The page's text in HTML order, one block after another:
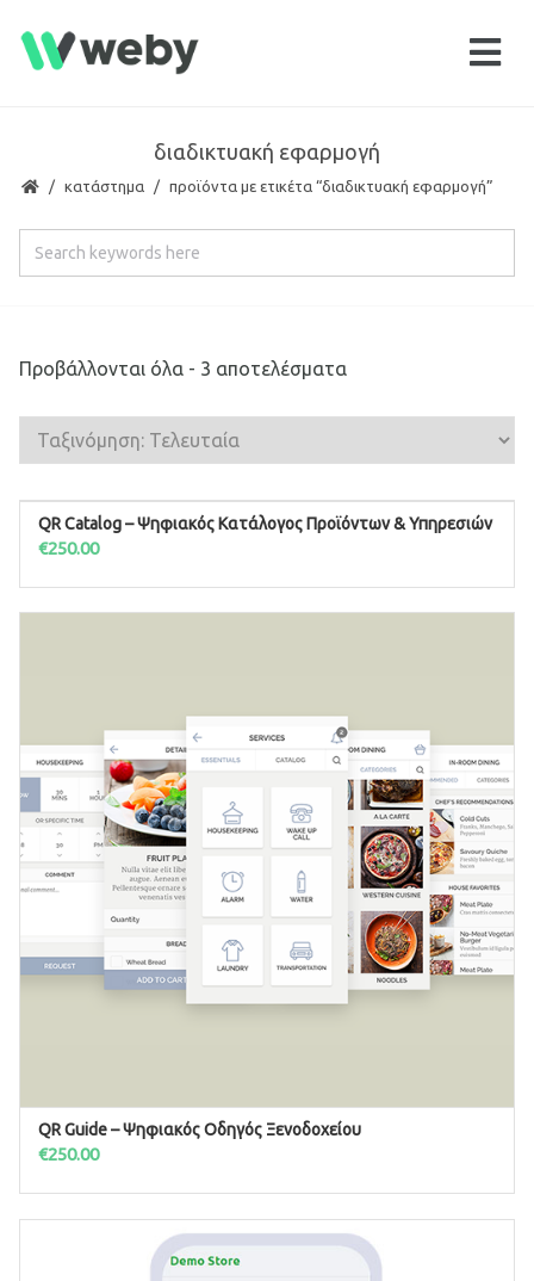
διαδικτυακή εφαρμογή
κατάστημα προϊόντα με ετικέτα “διαδικτυακή εφαρμογή”
Προβάλλονται όλα - 3 αποτελέσματα
ΠΡΟΣΘΉΚΗ ΣΤΟ ΚΑΛΆΘΙ
QR Catalog – Ψηφιακός Κατάλογος Προϊόντων & Υπηρεσιών
€250.00
ΠΡΟΣΘΉΚΗ ΣΤΟ ΚΑΛΆΘΙ
QR Guide – Ψηφιακός Οδηγός Ξενοδοχείου
€250.00